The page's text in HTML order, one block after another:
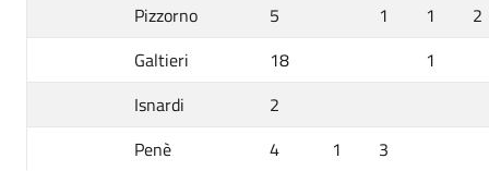
Pizzorno
5 1 1
2
Galtieri
18
1
Isnardi
2
Penè
4 1
3